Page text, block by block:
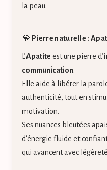
la peau.
💎 Pierre naturelle :
L’Apatite est une pierre d’
communication.
Elle aide à libérer la
authenticité, tout en
motivation.
Ses nuances bleutées
d’énergie fluide et
qui avancent avec